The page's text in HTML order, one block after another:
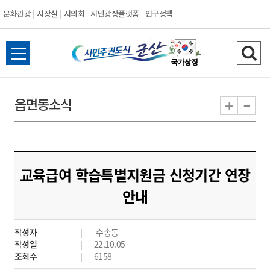
문화관광 시장실 시의회 시민광장플랫폼 인구정책
시
민
도
시
군
산
전
체
뉴
열
검
색
기
읍면동소식 + -
교육급여 학습특별지원금 신청기간 연장
안내
작성자
수송동
작성일
22.10.05
조회수
6158